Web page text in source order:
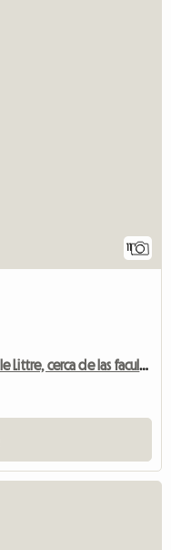
11
Piso de 2 habitaciones amueblado Émile Littre, cerca de las facultades